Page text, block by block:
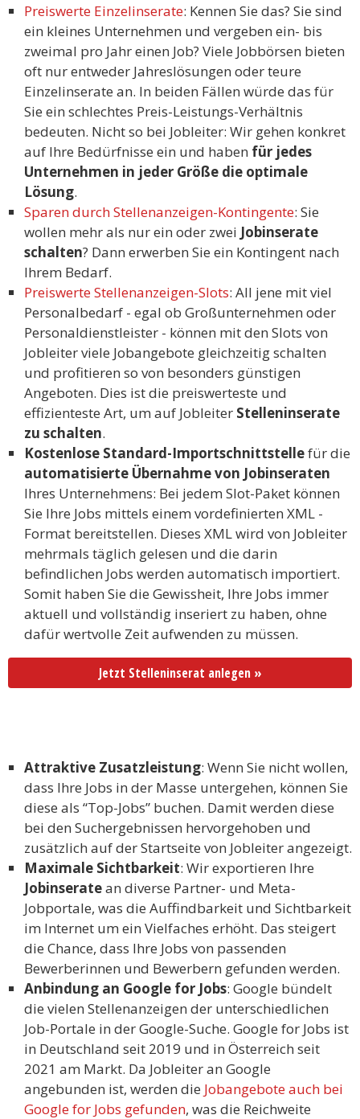
Preiswerte Einzelinserate: Kennen Sie das? Sie sind
ein kleines Unternehmen und vergeben ein- bis
zweimal pro Jahr einen Job? Viele Jobbörsen bieten
oft nur entweder Jahreslösungen oder teure
Einzelinserate an. In beiden Fällen würde das für
Sie ein schlechtes Preis-Leistungs-Verhältnis
bedeuten. Nicht so bei Jobleiter: Wir gehen konkret
auf Ihre Bedürfnisse ein und haben für jedes
Unternehmen in jeder Größe die optimale
Lösung.
Sparen durch Stellenanzeigen-Kontingente: Sie
wollen mehr als nur ein oder zwei Jobinserate
schalten? Dann erwerben Sie ein Kontingent nach
Ihrem Bedarf.
Preiswerte Stellenanzeigen-Slots: All jene mit viel
Personalbedarf - egal ob Großunternehmen oder
Personaldienstleister - können mit den Slots von
Jobleiter viele Jobangebote gleichzeitig schalten
und profitieren so von besonders günstigen
Angeboten. Dies ist die preiswerteste und
effizienteste Art, um auf Jobleiter Stelleninserate
zu schalten.
Kostenlose Standard-Importschnittstellefür die
automatisierte Übernahme von Jobinseraten
Ihres Unternehmens: Bei jedem Slot-Paket können
Sie Ihre Jobs mittels einem vordefinierten XML -
Format bereitstellen. Dieses XML wird von Jobleiter
mehrmals täglich gelesen und die darin
befindlichen Jobs werden automatisch importiert.
Somit haben Sie die Gewissheit, Ihre Jobs immer
aktuell und vollständig inseriert zu haben, ohne
dafür wertvolle Zeit aufwenden zu müssen.
Jetzt Stelleninserat anlegen »
Attraktive Zusatzleistung: Wenn Sie nicht wollen,
dass Ihre Jobs in der Masse untergehen, können Sie
diese als “Top-Jobs” buchen. Damit werden diese
bei den Suchergebnissen hervorgehoben und
zusätzlich auf der Startseite von Jobleiter angezeigt.
Maximale Sichtbarkeit: Wir exportieren Ihre
Jobinseratean diverse Partner- und Meta-
Jobportale, was die Auffindbarkeit und Sichtbarkeit
im Internet um ein Vielfaches erhöht. Das steigert
die Chance, dass Ihre Jobs von passenden
Bewerberinnen und Bewerbern gefunden werden.
Anbindung an Google for Jobs: Google bündelt
die vielen Stellenanzeigen der unterschiedlichen
Job-Portale in der Google-Suche. Google for Jobs ist
in Deutschland seit 2019 und in Österreich seit
2021 am Markt. Da Jobleiter an Google
angebunden ist, werden die Jobangebote auch bei
Google for Jobs gefunden, was die Reichweite